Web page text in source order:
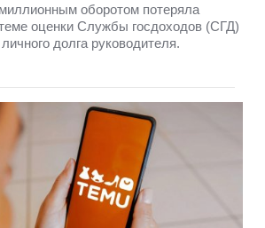
оборотом потеряла
оценки Службы госдоходов (СГД)
долга руководителя.